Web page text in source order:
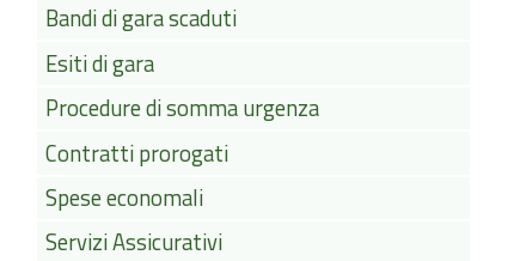
Bandi di gara scaduti
Esiti di gara
Procedure di somma urgenza
Contratti prorogati
Spese economali
Servizi Assicurativi